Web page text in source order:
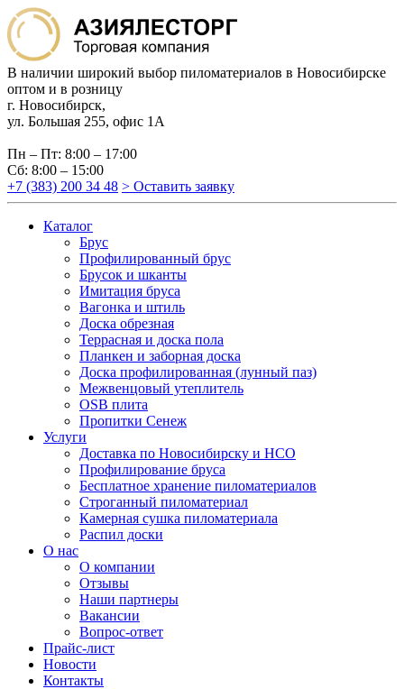
В наличии широкий выбор пиломатериалов в Новосибирске
оптом и в розницу
г. Новосибирск,
ул. Большая 255, офис 1А
Пн – Пт: 8:00 – 17:00
Сб: 8:00 – 15:00
+7 (383) 200 34 48 > Оставить заявку
Каталог
Брус
Профилированный брус
Брусок и шканты
Имитация бруса
Вагонка и штиль
Доска обрезная
Террасная и доска пола
Планкен и заборная доска
Доска профилированная (лунный паз)
Межвенцовый утеплитель
OSB плита
Пропитки Сенеж
Услуги
Доставка по Новосибирску и НСО
Профилирование бруса
Бесплатное хранение пиломатериалов
Строганный пиломатериал
Камерная сушка пиломатериала
Распил доски
О нас
О компании
Отзывы
Наши партнеры
Вакансии
Вопрос-ответ
Прайс-лист
Новости
Контакты